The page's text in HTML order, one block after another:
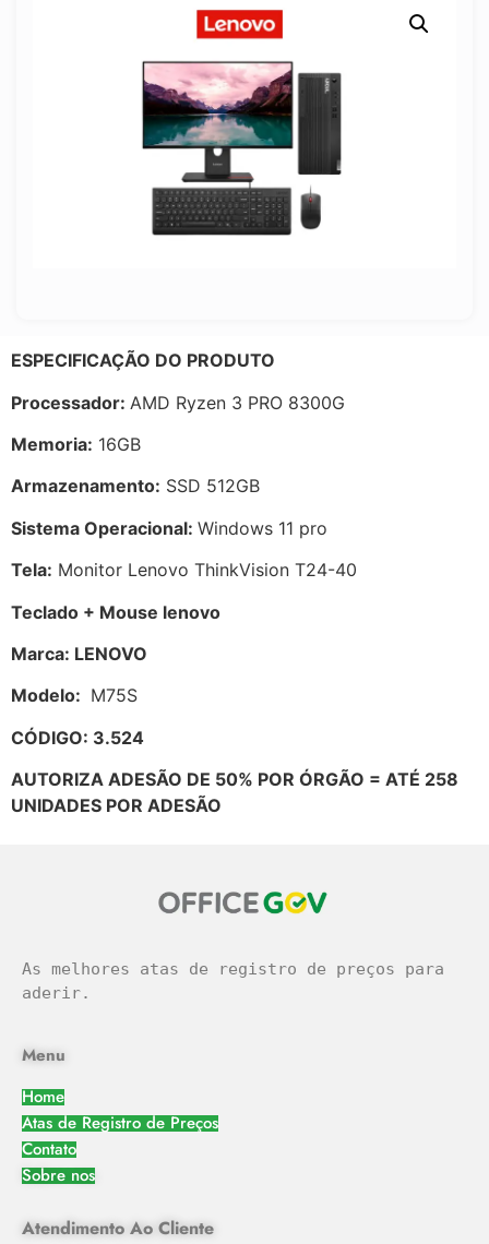
ESPECIFICAÇÃO DO PRODUTO
Processador: AMD Ryzen 3 PRO 8300G
Memoria: 16GB
Armazenamento: SSD 512GB
Sistema Operacional: Windows 11 pro
Tela: Monitor Lenovo ThinkVision T24-40
Teclado + Mouse lenovo
Marca: LENOVO
Modelo: M75S
CÓDIGO: 3.524
AUTORIZA ADESÃO DE 50% POR ÓRGÃO = ATÉ 258
UNIDADES POR ADESÃO
As melhores atas de registro de preços para
aderir.
Menu
Home
Atas de Registro de Preços
Contato
Sobre nos
Atendimento Ao Cliente